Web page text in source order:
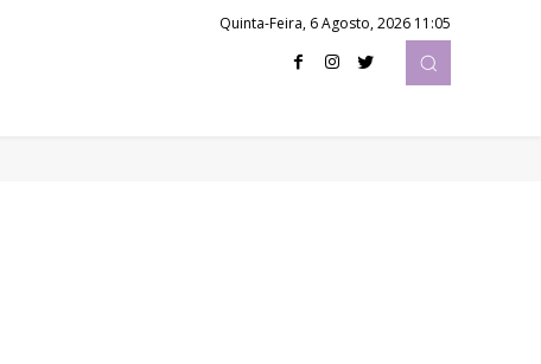
Quinta-Feira, 6 Agosto, 2026 11:05